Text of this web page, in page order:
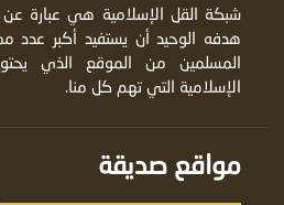
شبكة القل الإسلامية هي عبارة
هدفه الوحيد أن يستفيد أكبر عدد
المسلمين من الموقع الذي
الإسلامية التي تهم كل منا.
مواقع صديقة